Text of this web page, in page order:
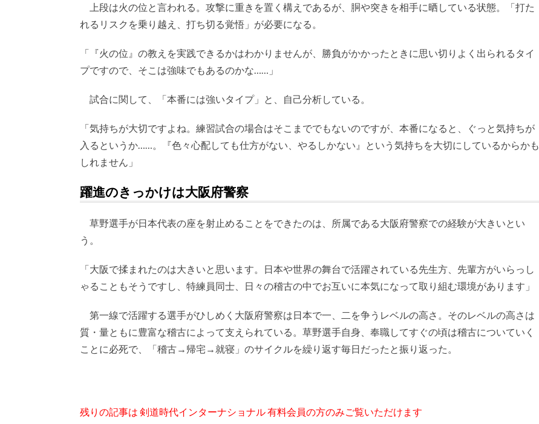
上段は火の位と言われる。攻撃に重きを置く構えであるが、胴や突きを相手に晒している状態。「打た
れるリスクを乗り越え、打ち切る覚悟」が必要になる。
「『火の位』の教えを実践できるかはわかりませんが、勝負がかかったときに思い切りよく出られるタイ
プですので、そこは強味でもあるのかな……」
試合に関して、「本番には強いタイプ」と、自己分析している。
「気持ちが大切ですよね。練習試合の場合はそこまででもないのですが、本番になると、ぐっと気持ちが
入るというか……。『色々心配しても仕方がない、やるしかない』という気持ちを大切にしているからかも
しれません」
躍進のきっかけは大阪府警察
草野選手が日本代表の座を射止めることをできたのは、所属である大阪府警察での経験が大きいとい
う。
「大阪で揉まれたのは大きいと思います。日本や世界の舞台で活躍されている先生方、先輩方がいらっし
ゃることもそうですし、特練員同士、日々の稽古の中でお互いに本気になって取り組む環境があります」
第一線で活躍する選手がひしめく大阪府警察は日本で一、二を争うレベルの高さ。そのレベルの高さは
質・量ともに豊富な稽古によって支えられている。草野選手自身、奉職してすぐの頃は稽古についていく
ことに必死で、「稽古→帰宅→就寝」のサイクルを繰り返す毎日だったと振り返った。
残りの記事は 剣道時代インターナショナル 有料会員の方のみご覧いただけます